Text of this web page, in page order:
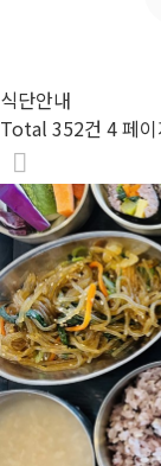
식단안내
Total 352건 4 페이